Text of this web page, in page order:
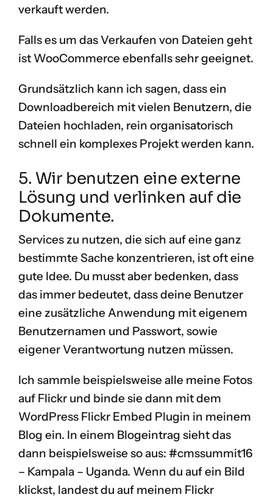
verkauft werden.
Falls es um das Verkaufen von Dateien geht
ist WooCommerce ebenfalls sehr geeignet.
Grundsätzlich kann ich sagen, dass ein
Downloadbereich mit vielen Benutzern, die
Dateien hochladen, rein organisatorisch
schnell ein komplexes Projekt werden kann.
5. Wir benutzen eine externe
Lösung und verlinken auf die
Dokumente.
Services zu nutzen, die sich auf eine ganz
bestimmte Sache konzentrieren, ist oft eine
gute Idee. Du musst aber bedenken, dass
das immer bedeutet, dass deine Benutzer
eine zusätzliche Anwendung mit eigenem
Benutzernamen und Passwort, sowie
eigener Verantwortung nutzen müssen.
Ich sammle beispielsweise alle meine Fotos
auf Flickr und binde sie dann mit dem
WordPress Flickr Embed Plugin in meinem
Blog ein. In einem Blogeintrag sieht das
dann beispielsweise so aus: #cmssummit16
– Kampala – Uganda. Wenn du auf ein Bild
klickst, landest du auf meinem Flickr